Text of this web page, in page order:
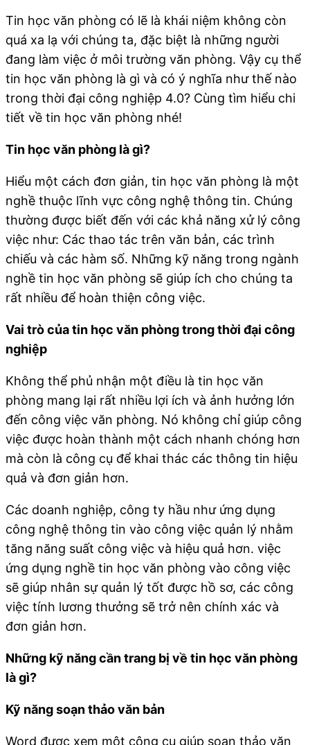
Tin học văn phòng có lẽ là khái niệm không còn
quá xa lạ với chúng ta, đặc biệt là những người
đang làm việc ở môi trường văn phòng. Vậy cụ thể
tin học văn phòng là gì và có ý nghĩa như thế nào
trong thời đại công nghiệp 4.0? Cùng tìm hiểu chi
tiết về tin học văn phòng nhé!
Tin học văn phòng là gì?
Hiểu một cách đơn giản, tin học văn phòng là một
nghề thuộc lĩnh vực công nghệ thông tin. Chúng
thường được biết đến với các khả năng xử lý công
việc như: Các thao tác trên văn bản, các trình
chiếu và các hàm số. Những kỹ năng trong ngành
nghề tin học văn phòng sẽ giúp ích cho chúng ta
rất nhiều để hoàn thiện công việc.
Vai trò của tin học văn phòng trong thời đại công
nghiệp
Không thể phủ nhận một điều là tin học văn
phòng mang lại rất nhiều lợi ích và ảnh hưởng lớn
đến công việc văn phòng. Nó không chỉ giúp công
việc được hoàn thành một cách nhanh chóng hơn
mà còn là công cụ để khai thác các thông tin hiệu
quả và đơn giản hơn.
Các doanh nghiệp, công ty hầu như ứng dụng
công nghệ thông tin vào công việc quản lý nhằm
tăng năng suất công việc và hiệu quả hơn. việc
ứng dụng nghề tin học văn phòng vào công việc
sẽ giúp nhân sự quản lý tốt được hồ sơ, các công
việc tính lương thưởng sẽ trở nên chính xác và
đơn giản hơn.
Những kỹ năng cần trang bị về tin học văn phòng
là gì?
Kỹ năng soạn thảo văn bản
Word được xem một công cụ giúp soạn thảo văn